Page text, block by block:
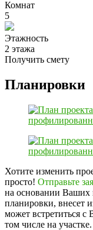
Комнат
5
Этажность
2 этажа
Получить смету
Планировки
Хотите изменить
просто! Отправьте
на основании Ваших
планировки, внесет
может встретиться
том числе на участке.